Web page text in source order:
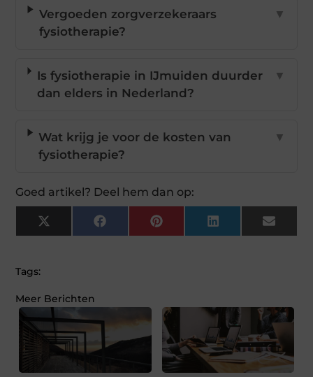
Vergoeden zorgverzekeraars
fysiotherapie?
▼
Is fysiotherapie in IJmuiden duurder
dan elders in Nederland?
▼
Wat krijg je voor de kosten van
fysiotherapie?
▼
Goed artikel? Deel hem dan op:
X
(Twitter)
FacebookPinterestLinkedInEmail
Tags:
Meer Berichten